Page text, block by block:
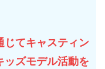
じてキャスティン
ッズモデル活動を